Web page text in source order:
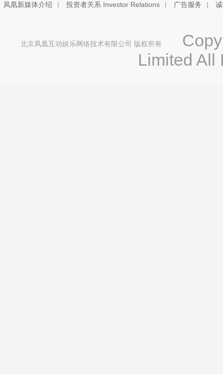
凤凰新媒体介绍 | 投资者关系 Investor Relations | 广告服务 |
北京凤凰互动娱乐网络技术有限公司 版权所有
Limited All